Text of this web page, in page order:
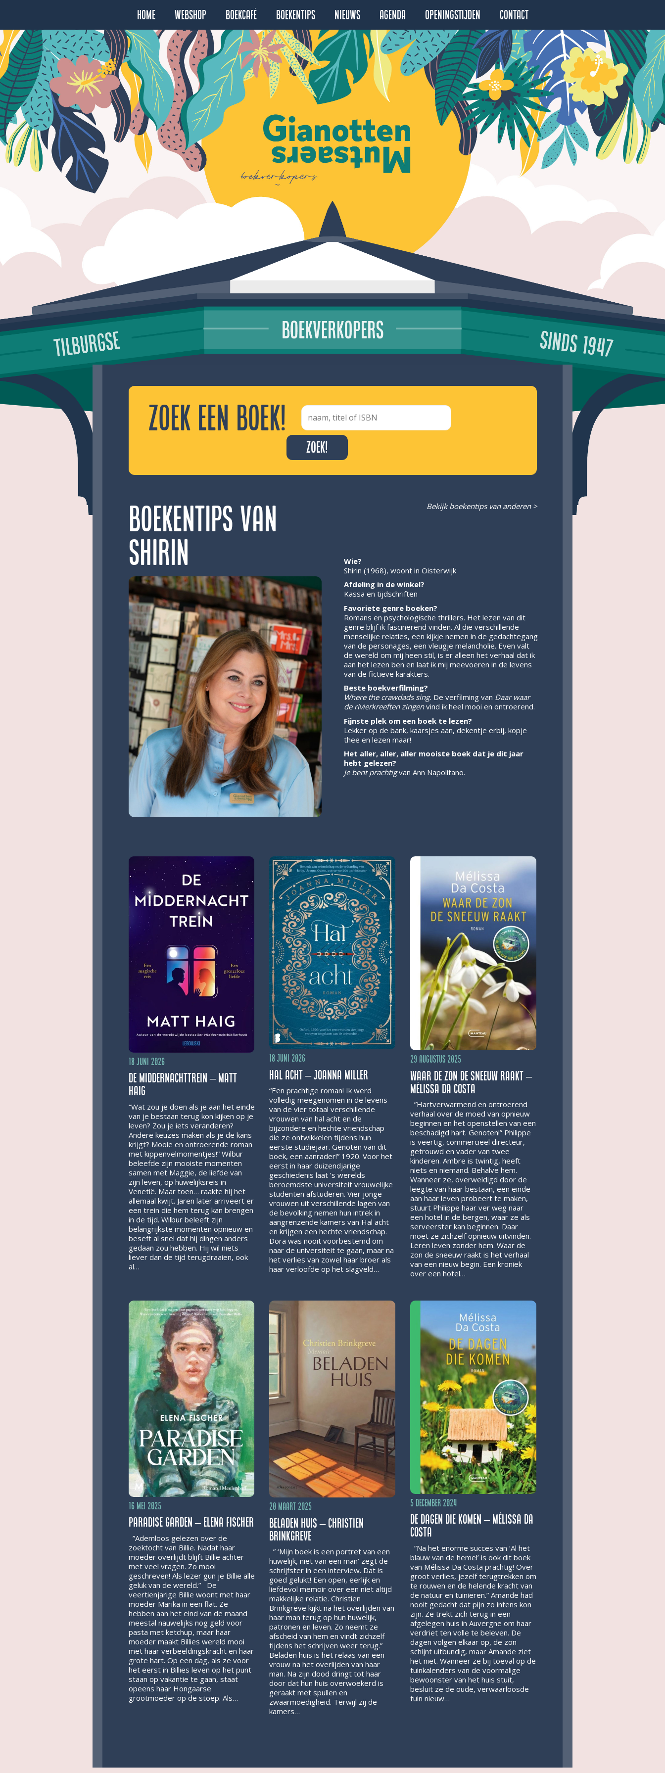
Home Webshop Boekcafé Boekentips Nieuws Agenda Openingstijden Contact
Zoek een boek!
Boekentips van
Shirin
Bekijk boekentips van anderen >
Wie?
Shirin (1968), woont in Oisterwijk
Afdeling in de winkel?
Kassa en tijdschriften
Favoriete genre boeken?
Romans en psychologische thrillers. Het lezen van dit
genre blijf ik fascinerend vinden. Al die verschillende
menselijke relaties, een kijkje nemen in de gedachtegang
van de personages, een vleugje melancholie. Even valt
de wereld om mij heen stil, is er alleen het verhaal dat ik
aan het lezen ben en laat ik mij meevoeren in de levens
van de fictieve karakters.
Beste boekverfilming?
Where the crawdads sing. De verfilming van Daar waar
de rivierkreeften zingenvind ik heel mooi en ontroerend.
Fijnste plek om een boek te lezen?
Lekker op de bank, kaarsjes aan, dekentje erbij, kopje
thee en lezen maar!
Het aller, aller, aller mooiste boek dat je dit jaar
hebt gelezen?
Je bent prachtigvan Ann Napolitano.
18 juni 2026
De middernachttrein – Matt
Haig
“Wat zou je doen als je aan het einde
van je bestaan terug kon kijken op je
leven? Zou je iets veranderen?
Andere keuzes maken als je de kans
krijgt? Mooie en ontroerende roman
met kippenvelmomentjes!” Wilbur
beleefde zijn mooiste momenten
samen met Maggie, de liefde van
zijn leven, op huwelijksreis in
Venetië. Maar toen… raakte hij het
allemaal kwijt. Jaren later arriveert er
een trein die hem terug kan brengen
in de tijd. Wilbur beleeft zijn
belangrijkste momenten opnieuw en
beseft al snel dat hij dingen anders
gedaan zou hebben. Hij wil niets
liever dan de tijd terugdraaien, ook
al…
18 juni 2026
Hal acht – Joanna Miller
“Een prachtige roman! Ik werd
volledig meegenomen in de levens
van de vier totaal verschillende
vrouwen van hal acht en de
bijzondere en hechte vriendschap
die ze ontwikkelen tijdens hun
eerste studiejaar. Genoten van dit
boek, een aanrader!” 1920. Voor het
eerst in haar duizendjarige
geschiedenis laat ’s werelds
beroemdste universiteit vrouwelijke
studenten afstuderen. Vier jonge
vrouwen uit verschillende lagen van
de bevolking nemen hun intrek in
aangrenzende kamers van Hal acht
en krijgen een hechte vriendschap.
Dora was nooit voorbestemd om
naar de universiteit te gaan, maar na
het verlies van zowel haar broer als
haar verloofde op het slagveld…
29 augustus 2025
Waar de zon de sneeuw raakt –
Mélissa Da Costa
”Hartverwarmend en ontroerend
verhaal over de moed van opnieuw
beginnen en het openstellen van een
beschadigd hart. Genoten!” Philippe
is veertig, commercieel directeur,
getrouwd en vader van twee
kinderen. Ambre is twintig, heeft
niets en niemand. Behalve hem.
Wanneer ze, overweldigd door de
leegte van haar bestaan, een einde
aan haar leven probeert te maken,
stuurt Philippe haar ver weg naar
een hotel in de bergen, waar ze als
serveerster kan beginnen. Daar
moet ze zichzelf opnieuw uitvinden.
Leren leven zonder hem. Waar de
zon de sneeuw raakt is het verhaal
van een nieuw begin. Een kroniek
over een hotel…
16 mei 2025
Paradise Garden – Elena Fischer
”Ademloos gelezen over de
zoektocht van Billie. Nadat haar
moeder overlijdt blijft Billie achter
met veel vragen. Zo mooi
geschreven! Als lezer gun je Billie alle
geluk van de wereld.” De
veertienjarige Billie woont met haar
moeder Marika in een flat. Ze
hebben aan het eind van de maand
meestal nauwelijks nog geld voor
pasta met ketchup, maar haar
moeder maakt Billies wereld mooi
met haar verbeeldingskracht en haar
grote hart. Op een dag, als ze voor
het eerst in Billies leven op het punt
staan op vakantie te gaan, staat
opeens haar Hongaarse
grootmoeder op de stoep. Als…
20 maart 2025
Beladen huis – Christien
Brinkgreve
” ‘Mijn boek is een portret van een
huwelijk, niet van een man’ zegt de
schrijfster in een interview. Dat is
goed gelukt! Een open, eerlijk en
liefdevol memoir over een niet altijd
makkelijke relatie. Christien
Brinkgreve kijkt na het overlijden van
haar man terug op hun huwelijk,
patronen en leven. Zo neemt ze
afscheid van hem en vindt zichzelf
tijdens het schrijven weer terug.”
Beladen huis is het relaas van een
vrouw na het overlijden van haar
man. Na zijn dood dringt tot haar
door dat hun huis overwoekerd is
geraakt met spullen en
zwaarmoedigheid. Terwijl zij de
kamers…
5 december 2024
De dagen die komen – Mélissa Da
Costa
”Na het enorme succes van ‘Al het
blauw van de hemel’ is ook dit boek
van Mélissa Da Costa prachtig! Over
groot verlies, jezelf terugtrekken om
te rouwen en de helende kracht van
de natuur en tuinieren.” Amande had
nooit gedacht dat pijn zo intens kon
zijn. Ze trekt zich terug in een
afgelegen huis in Auvergne om haar
verdriet ten volle te beleven. De
dagen volgen elkaar op, de zon
schijnt uitbundig, maar Amande ziet
het niet. Wanneer ze bij toeval op de
tuinkalenders van de voormalige
bewoonster van het huis stuit,
besluit ze de oude, verwaarloosde
tuin nieuw…